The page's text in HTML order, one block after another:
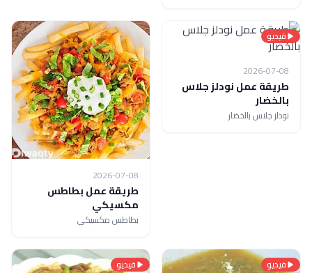
فيديو
2026-07-08
طريقة عمل نودلز جلاس
بالخضار
نودلز جلاس بالخضار
2026-07-08
طريقة عمل بطاطس
مكسيكي
بطاطس مكسيكي
فيديو فيديو